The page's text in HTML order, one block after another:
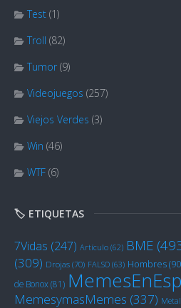
Test (1)
Troll (82)
Tumor (9)
Videojuegos (257)
Viejos Verdes (3)
Win (46)
WTF (6)
🏷️ ETIQUETAS
7Vidas (247) Artículo (62) BME
(309) Drojas (70) FALSO (63) Hombres
de Bonox(81)
MemesymasMemes (337) Metal